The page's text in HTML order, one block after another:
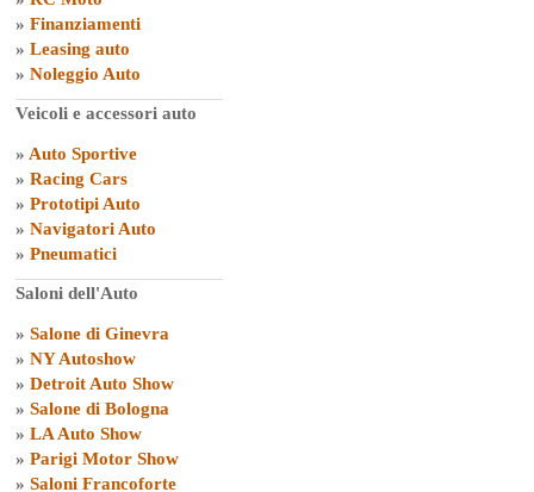
» Finanziamenti
» Leasing auto
» Noleggio Auto
Veicoli e accessori auto
» Auto Sportive
» Racing Cars
» Prototipi Auto
» Navigatori Auto
» Pneumatici
Saloni dell'Auto
» Salone di Ginevra
» NY Autoshow
» Detroit Auto Show
» Salone di Bologna
» LA Auto Show
» Parigi Motor Show
» Saloni Francoforte